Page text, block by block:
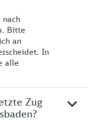
nach
Bitte
an
In
alle
Zug